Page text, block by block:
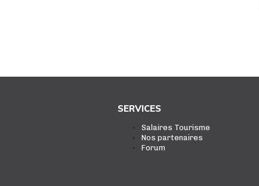
SERVICES
Salaires Tourisme
Nos partenaires
Forum